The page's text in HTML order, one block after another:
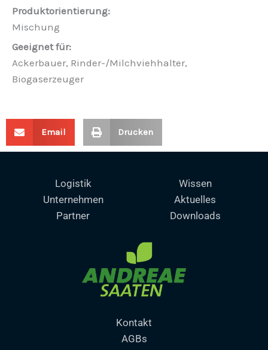
Mischung
Ackerbauer, Rinder-/Milchviehhalter,
Biogaserzeuger
Email Drucken
Logistik
Unternehmen
Partner
Wissen
Aktuelles
Downloads
Kontakt
AGBs